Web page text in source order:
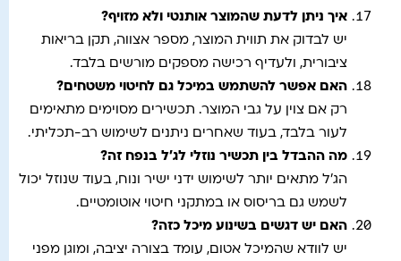
איך ניתן לדעת שהמוצר אותנטי ולא מזויף?
יש לבדוק את תווית המוצר, מספר אצווה, תקן בריאות
ציבורית, ולעדיף רכישה מספקים מורשים בלבד.
האם אפשר להשתמש במיכל גם לחיטוי משטחים?
רק אם צוין על גבי המוצר. תכשירים מסוימים מתאימים
לעור בלבד, בעוד שאחרים ניתנים לשימוש רב-תכליתי.
מה ההבדל בין תכשיר נוזלי לג'ל בנפח זה?
הג’ל מתאים יותר לשימוש ידני ישיר ונוח, בעוד שנוזל יכול
לשמש גם בריסוס או במתקני חיטוי אוטומטיים.
האם יש דגשים בשינוע מיכל כזה?
יש לוודא שהמיכל אטום, עומד בצורה יציבה, ומוגן מפני